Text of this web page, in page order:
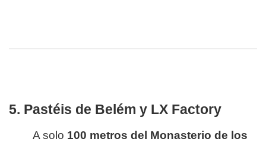
5. Pastéis de Belém y LX Factory
A solo 100 metros del Monasterio de los